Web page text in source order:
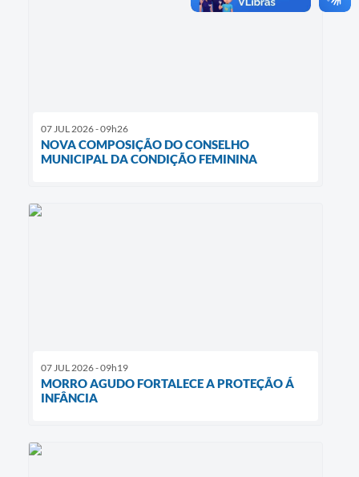
07 JUL 2026 - 09h26
NOVA COMPOSIÇÃO DO CONSELHO
MUNICIPAL DA CONDIÇÃO FEMININA
07 JUL 2026 - 09h19
MORRO AGUDO FORTALECE A PROTEÇÃO Á
INFÂNCIA